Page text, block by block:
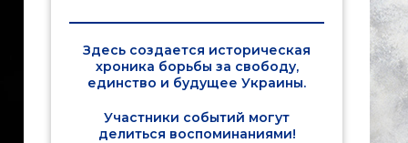
Здесь создается историческая
хроника борьбы за свободу,
единство и будущее Украины.
Участники событий могут
делиться воспоминаниями!